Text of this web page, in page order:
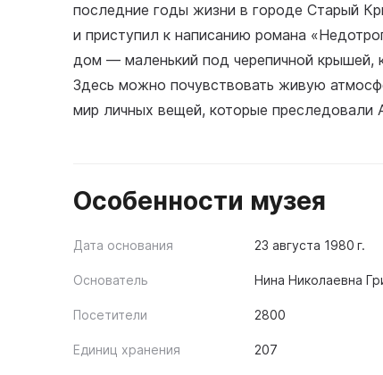
последние годы жизни в городе Старый
и приступил к написанию романа
дом — маленький под черепичной крышей,
Здесь можно почувствовать живую
мир личных вещей, которые преследовали
Особенности музея
Дата основания 23 августа 1980 г.
Основатель Нина Николаевна
Посетители 2800
Единиц хранения 207